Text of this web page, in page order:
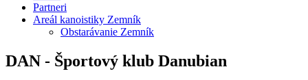
Partneri
Areál kanoistiky Zemník
Obstarávanie Zemník
DAN - Športový klub Danubian